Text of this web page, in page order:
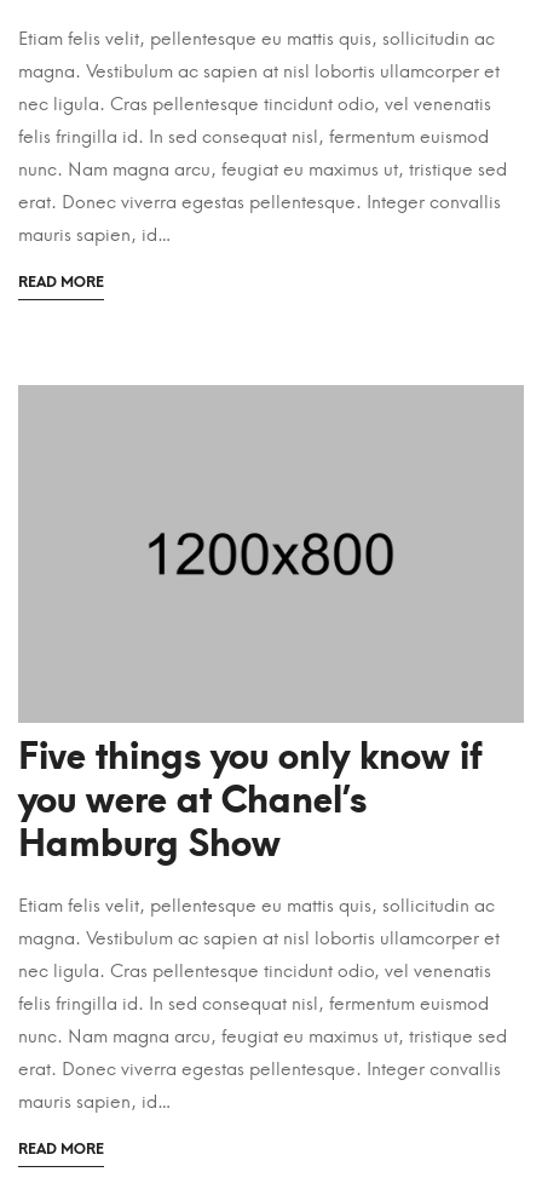
Etiam felis velit, pellentesque eu mattis quis, sollicitudin ac
magna. Vestibulum ac sapien at nisl lobortis ullamcorper et
nec ligula. Cras pellentesque tincidunt odio, vel venenatis
felis fringilla id. In sed consequat nisl, fermentum euismod
nunc. Nam magna arcu, feugiat eu maximus ut, tristique sed
erat. Donec viverra egestas pellentesque. Integer convallis
mauris sapien, id…
READ MORE
Five things you only know if
you were at Chanel’s
Hamburg Show
Etiam felis velit, pellentesque eu mattis quis, sollicitudin ac
magna. Vestibulum ac sapien at nisl lobortis ullamcorper et
nec ligula. Cras pellentesque tincidunt odio, vel venenatis
felis fringilla id. In sed consequat nisl, fermentum euismod
nunc. Nam magna arcu, feugiat eu maximus ut, tristique sed
erat. Donec viverra egestas pellentesque. Integer convallis
mauris sapien, id…
READ MORE